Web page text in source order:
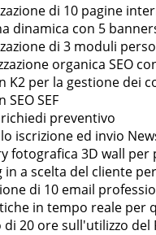
di 10 pagine
dinamica con 5
di 3 moduli
organica SEO
K2 per la gestione dei
SEO SEF
preventivo
iscrizione ed invio
fotografica 3D wall
in a scelta del cliente
di 10 email
in tempo reale per
di 20 ore sull'utilizzo